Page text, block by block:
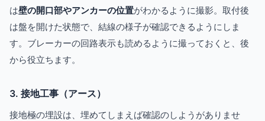
は壁の開口部やアンカーの位置がわかるように撮影。取付後
は盤を開けた状態で、結線の様子が確認できるようにしま
す。ブレーカーの回路表示も読めるように撮っておくと、後
から役立ちます。
3. 接地工事（アース）
接地極の埋設は、埋めてしまえば確認のしようがありませ